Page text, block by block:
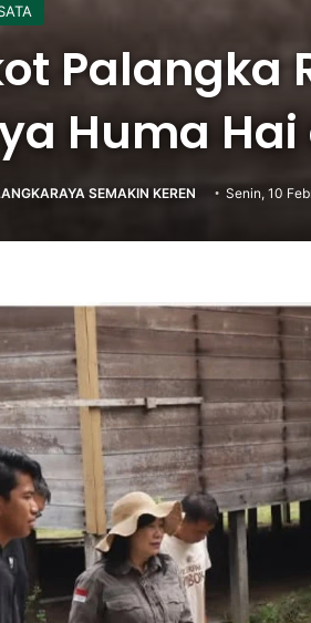
Palangka
Huma Hai
SEMAKIN KEREN Senin, 10